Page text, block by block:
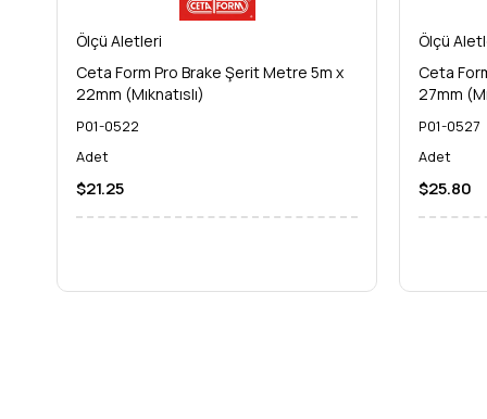
Ölçü Aletleri
Ceta Form Pro Brake Şerit Metre 5m x
22mm (Mıknatıslı)
P01-0522
Adet
$21.25
Ölçü
Ceta
27mm
P01-0527
Adet
$25.80